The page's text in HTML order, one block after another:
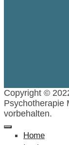
Copyright ©
Psychotherapie
vorbehalten.
Home